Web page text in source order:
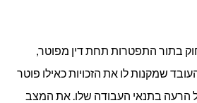
בתור התפטרות תחת דין מפוטר,
שמקנות לו את הזכויות כאילו פוטר
הרעה בתנאי העבודה שלו. את המצב